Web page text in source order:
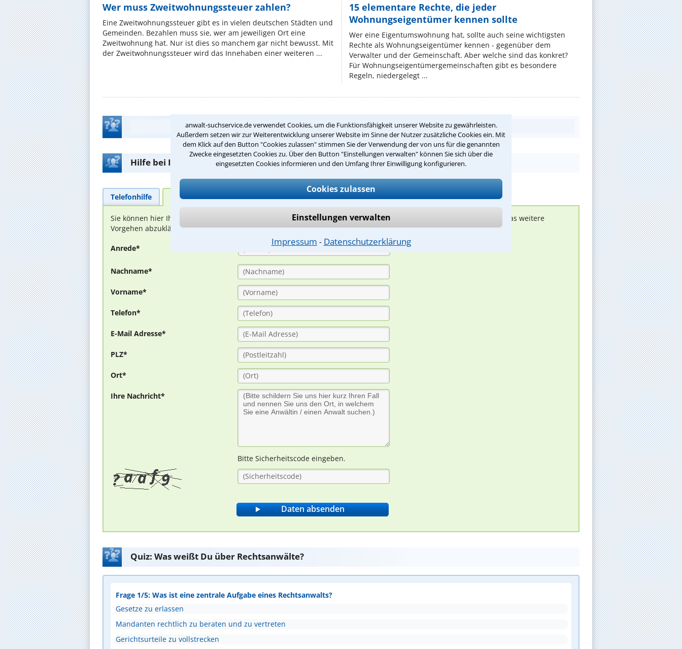
anwalt-suchservice.de verwendet Cookies, um die Funktionsfähigkeit unserer Website zu gewährleisten.
Außerdem setzen wir zur Weiterentwicklung unserer Website im Sinne der Nutzer zusätzliche Cookies ein. Mit
dem Klick auf den Button "Cookies zulassen" stimmen Sie der Verwendung der von uns für die genannten
Zwecke eingesetzten Cookies zu. Über den Button "Einstellungen verwalten" können Sie sich über die
eingesetzten Cookies informieren und den Umfang Ihrer Einwilligung konfigurieren.
Cookies zulassen
Einstellungen verwalten
Impressum ⁃ Datenschutzerklärung
Wer muss Zweitwohnungssteuer zahlen?
Eine Zweitwohnungssteuer gibt es in vielen deutschen Städten und
Gemeinden. Bezahlen muss sie, wer am jeweiligen Ort eine
Zweitwohnung hat. Nur ist dies so manchem gar nicht bewusst. Mit
der Zweitwohnungssteuer wird das Innehaben einer weiteren ...
15 elementare Rechte, die jeder
Wohnungseigentümer kennen sollte
Wer eine Eigentumswohnung hat, sollte auch seine wichtigsten
Rechte als Wohnungseigentümer kennen - gegenüber dem
Verwalter und der Gemeinschaft. Aber welche sind das konkret?
Für Wohnungseigentümergemeinschaften gibt es besondere
Regeln, niedergelegt ...
Teste Dein Rechtswissen
Hilfe bei Ihrer Anwaltsuche?
Telefonhilfe Beratungsanfrage
Sie können hier Ihren Fall schildern. Anschließend werden sich spezialisierte Rechtsanwälte bei Ihnen melden, um das weitere
Vorgehen abzuklären. Die Rückmeldung durch einen Anwalt ist für Sie kostenlos.
Anrede*
Nachname*
Vorname*
Telefon*
E-Mail Adresse*
PLZ*
Ort*
Ihre Nachricht*
Bitte Sicherheitscode eingeben.
Quiz: Was weißt Du über Rechtsanwälte?
Frage 1/5: Was ist eine zentrale Aufgabe eines Rechtsanwalts?
Gesetze zu erlassen
Mandanten rechtlich zu beraten und zu vertreten
Gerichtsurteile zu vollstrecken